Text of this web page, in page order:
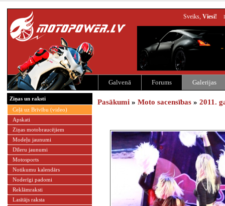
Sveiks, Viesi!
Galvenā Forums Galerijas
Ziņas un raksti
Ceļā uz Brīvību (video)
Apskati
Ziņas motobraucējiem
Modeļu jaunumi
Dīleru jaunumi
Motosports
Notikumu kalendārs
Noderīgi padomi
Reklāmraksti
Lasītājs raksta
Pasākumi » Moto sacensības » 2011.